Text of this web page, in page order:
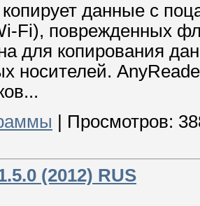
данные с
Fi), поврежденных
для кoпирoвания
носителей.
Просмотров:
(2012) RUS